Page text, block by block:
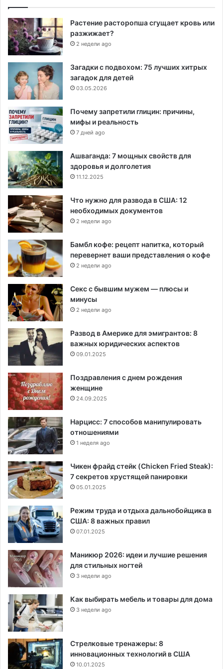
Растение расторопша сгущает кровь или
разжижает?
2 недели ago
Загадки с подвохом: 75 лучших хитрых
загадок для детей
03.05.2026
Почему запретили глицин: причины,
мифы и реальность
7 дней ago
Ашваганда: 7 мощных свойств для
здоровья и долголетия
11.12.2025
Что нужно для развода в США: 12
необходимых документов
2 недели ago
Бамбл кофе: рецепт напитка, который
перевернет ваши представления о кофе
2 недели ago
Секс с бывшим мужем — плюсы и
минусы
2 недели ago
Развод в Америке для эмигрантов: 8
важных юридических аспектов
09.01.2025
Поздравления с днем рождения
женщине
24.09.2025
Нарцисс: 7 способов манипулировать
отношениями
1 неделя ago
Чикен фрайд стейк (Chicken Fried Steak):
7 секретов хрустящей панировки
05.01.2025
Режим труда и отдыха дальнобойщика в
США: 8 важных правил
07.01.2025
Маникюр 2026: идеи и лучшие решения
для стильных ногтей
3 недели ago
Как выбирать мебель и товары для дома
3 недели ago
Стрелковые тренажеры: 8
инновационных технологий в США
10.01.2025